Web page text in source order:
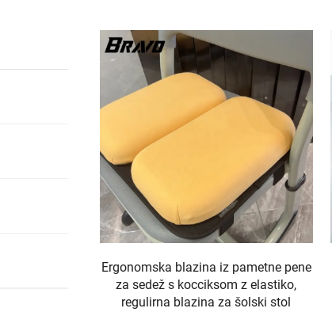
Ergonomska blazina iz pametne pene
za sedež s kocciksom z elastiko,
regulirna blazina za šolski stol